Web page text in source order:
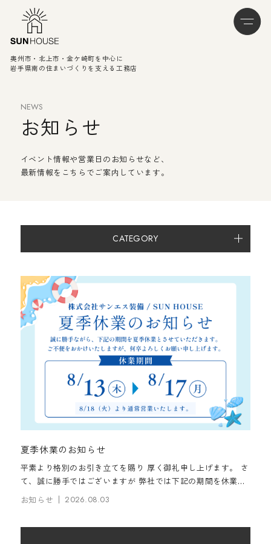
奥州市・北上市・金ケ崎町を中心に
岩手県南の住まいづくりを支える工務店
NEWS
お知らせ
イベント情報や営業日のお知らせなど、
最新情報をこちらでご案内しています。
CATEGORY
すべて
お知らせ
コラム
まるっとくんだより
夏季休業のお知らせ
平素より格別のお引き立てを賜り 厚く御礼申し上げます。 さ
て、誠に勝手ではございますが 弊社では下記の期間を休業と
させていただきます。 ◇ ◆ ◇ 夏季休業 ◇ ◆ ◇ 《 サンハ
お知らせ 2026.08.03